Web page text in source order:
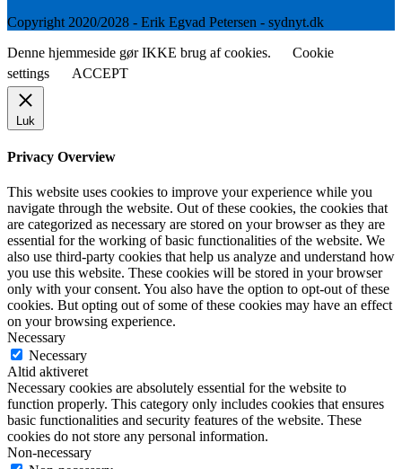
Copyright 2020/2028 - Erik Egvad Petersen - sydnyt.dk
Denne hjemmeside gør IKKE brug af cookies.
Cookie
settings
ACCEPT
Luk
Privacy Overview
This website uses cookies to improve your experience while you
navigate through the website. Out of these cookies, the cookies that
are categorized as necessary are stored on your browser as they are
essential for the working of basic functionalities of the website. We
also use third-party cookies that help us analyze and understand how
you use this website. These cookies will be stored in your browser
only with your consent. You also have the option to opt-out of these
cookies. But opting out of some of these cookies may have an effect
on your browsing experience.
Necessary
Necessary
Altid aktiveret
Necessary cookies are absolutely essential for the website to
function properly. This category only includes cookies that ensures
basic functionalities and security features of the website. These
cookies do not store any personal information.
Non-necessary